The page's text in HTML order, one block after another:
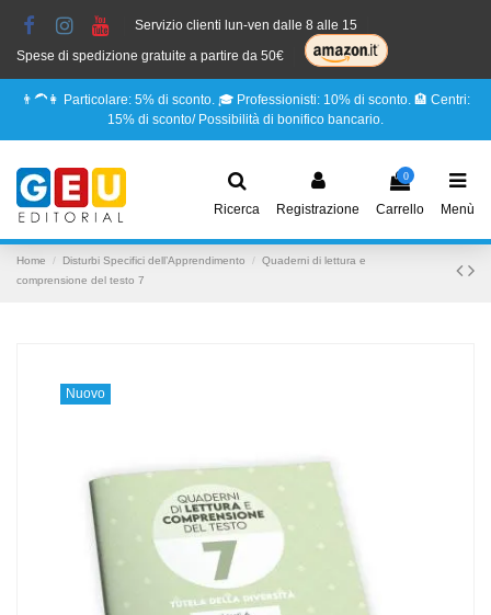
Servizio clienti lun-ven dalle 8 alle 15
Spese di spedizione gratuite a partire da 50€
👨‍🦱👩 Particolare: 5% di sconto. 🎓 Professionisti: 10% di sconto. 🏨 Centri:
15% di sconto/ Possibilità di bonifico bancario.
Ricerca Registrazione
0
Carrello Menù
Home Disturbi Specifici dell’Apprendimento
Quaderni di lettura e
comprensione del testo 7
Nuovo